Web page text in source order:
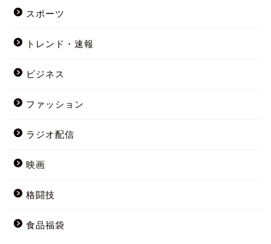
スポーツ
トレンド・速報
ビジネス
ファッション
ラジオ配信
映画
格闘技
食品福袋